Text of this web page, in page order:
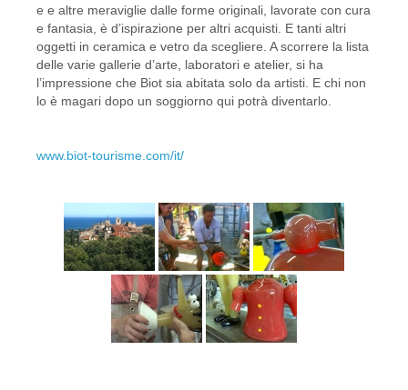
e e altre meraviglie dalle forme originali, lavorate con cura
e fantasia, è d’ispirazione per altri acquisti. E tanti altri
oggetti in ceramica e vetro da scegliere. A scorrere la lista
delle varie gallerie d’arte, laboratori e atelier, si ha
l’impressione che Biot sia abitata solo da artisti. E chi non
lo è magari dopo un soggiorno qui potrà diventarlo.
www.biot-tourisme.com/it/